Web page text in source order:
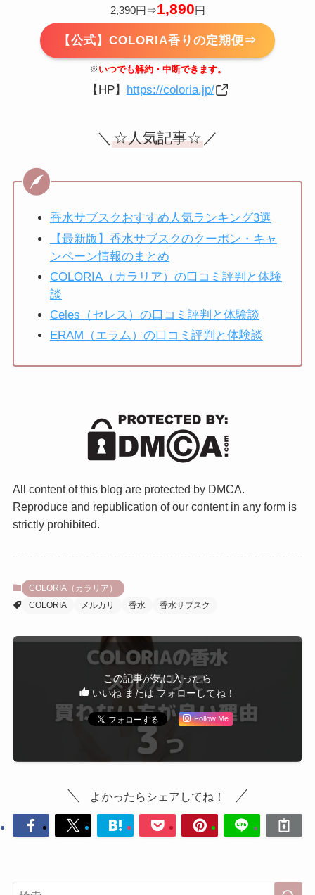
2,390円⇒1,890円
【公式】COLORIA香りの定期便⇒
※ いつでも解約・中断できます。
【HP】 https://coloria.jp/
＼ ☆人気記事☆ ／
香水サブスクおすすめ人気ランキング3選
【最新版】香水サブスクのクーポン・キャ
ンペーン情報のまとめ
COLORIA（カラリア）の口コミ評判と体験
談
Celes（セレス）の口コミ評判と体験談
ERAM（エラム）の口コミ評判と体験談
All content of this blog are protected by DMCA.
Reproduce and republication of our content in any form is
strictly prohibited.
COLORIA（カラリア）
COLORIA
メルカリ 香水 香水サブスク
この記事が気に入ったら
いいね または フォローしてね！
Follow Me
よかったらシェアしてね！